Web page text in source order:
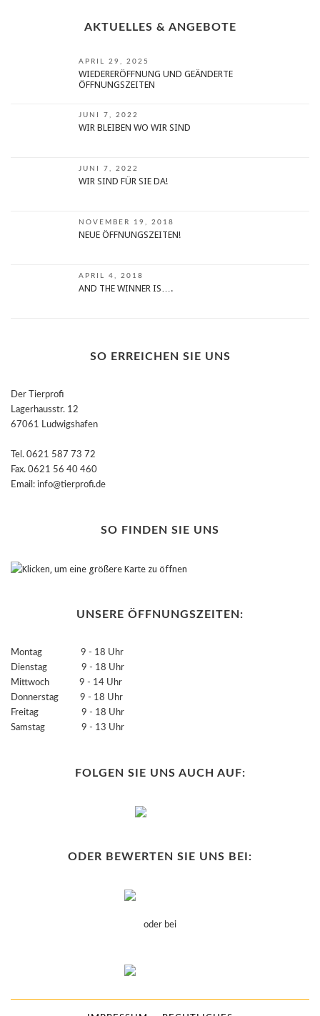
AKTUELLES & ANGEBOTE
APRIL 29, 2025
WIEDERERÖFFNUNG UND GEÄNDERTE
ÖFFNUNGSZEITEN
JUNI 7, 2022
WIR BLEIBEN WO WIR SIND
JUNI 7, 2022
WIR SIND FÜR SIE DA!
NOVEMBER 19, 2018
NEUE ÖFFNUNGSZEITEN!
APRIL 4, 2018
AND THE WINNER IS….
SO ERREICHEN SIE UNS
Der Tierprofi
Lagerhausstr. 12
67061 Ludwigshafen
Tel. 0621 587 73 72
Fax. 0621 56 40 460
Email: info@tierprofi.de
SO FINDEN SIE UNS
UNSERE ÖFFNUNGSZEITEN:
Montag 9 - 18 Uhr
Dienstag 9 - 18 Uhr
Mittwoch 9 - 14 Uhr
Donnerstag 9 - 18 Uhr
Freitag 9 - 18 Uhr
Samstag 9 - 13 Uhr
FOLGEN SIE UNS AUCH AUF:
ODER BEWERTEN SIE UNS BEI:
oder bei